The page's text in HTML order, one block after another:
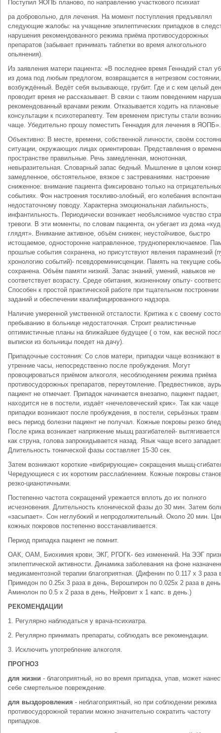
Поступил ЯОПБ планово, по направлению участкового психиат
ра добровольно, для лечения. На момент поступления предъявлял
следующие жалобы: на учащение эпилептических припадков в
нарушения рекомендованного режима приёма противосудорожных
препаратов (забывает принимать таблетки во время алкогольного
опьянения).
Из заявления матери пациента: «В последнее время Геннадий стал
из дома под любым предлогом, возвращается в нетрезвом
возбуждённый. Ведёт себя вызывающе, грубит. Где и с кем целый
проводит время не рассказывает. В связи с таким поведением
рекомендованный врачами режим. Отказывается ходить на плановые
консультации к психотерапевту. Тем временем приступы стали
чаще. Убедительно прошу поместить Геннадия для лечения в ЯОПБ».
Объективно: В месте, времени, собственной личности, своём
ситуации, окружающих лицах ориентирован. Представления о
пространстве правильные. Речь замедленная, монотонная,
невыразительная. Словарный запас бедный. Мышление в целом
замедленное, обстоятельное, вязкое с застреваниями. настроение
сниженное: внимание пациента фиксировано только на отрицательных
событиях. Фон настроения тоскливо-злобный, его колебания
недостаточному поводу. Характерна эмоциональная лабильность,
инфантильность. Периодически возникает необъяснимое чувство
тревоги. В эти моменты, по словам пациента, он убегает из дома
глядят». Внимание активное, объём снижен; неустойчивое, быстро
истощаемое, односторонне направленное, труднопереключаемое.
прошлые события сохранена, но присутствуют явления парамнезий
хронологию событий)- псевдореминисценции. Память на текущие
сохранена. Объём памяти низкий. Запас знаний, умений, навыков не
соответствует возрасту. Среде обитания, жизненному опыту-
Способен к простой практической работе при тщательном построении
заданий и обеспечении квалифицированного надзора.
Наличие умеренной умственной отсталости. Критика к с своему
пребыванию в больнице недостаточная. Строит реалистичные
оптимистичные планы на ближайшее будущее ( о том, как весной
выписки из больницы поедет на дачу).
Припадочные состояния: Со слов матери, припадки чаще возникают в
утренние часы, непосредственно после пробуждения. Могут
провоцироваться приёмом алкоголя, несоблюдением режима приёма
противосудорожных препаратов, переутомление. Предвестников,
пациент не отмечает. Припадок начинается внезапно, пациент
находится не в постели, издаёт «нечеловеческий крик». Так как чаще
припадки возникают после пробуждения, в постели, серьёзных травм
весь период болезни пациент не получал. Кожные покровы резко
После крика возникает напряжение мышц разгибателей-
как струна, голова запрокидывается назад. Язык чаще всего
Длительность тонической фазы составляет 15-30 сек.
Затем возникают короткие «вибрирующие» сокращения мышц-
Чередующиеся с их коротким расслаблением. Кожные покровы
резко-цианотичными.
Постепенно частота сокращений урежается вплоть до их полного
исчезновения. Длительность клонической фазы до 30 мин. Затем
«засыпает». Сон неглубокий и непродолжительный. Около 20 мин.
кожных покровов постепенно восстанавливается.
Период припадка пациент не помнит.
ОАК, ОАМ, Биохимия крови, ЭКГ, РГОГК- без изменений. На ЭЭГ
эпилептической активности. Динамика заболевания на фоне
медикаментозной терапии благоприятная. (Дифенин по 0.117 х 3 раза
Примедон по 0.25х 3 раза в день, Верошпирон по 0.025х 2 раза в
Аминолон по 0.5 х 2 раза в день, Нейровит х 1 капс. в день.)
РЕКОМЕНДАЦИИ
1. Регулярно наблюдаться у врача-психиатра.
2. Регулярно принимать препараты, соблюдать все рекомендации.
3. Исключить употребление алкоголя.
ПРОГНОЗ
для жизни - благоприятный, но во время припадка, упав, может
себе смертельное повреждение.
для выздоровления - неблагоприятный, но при соблюдении режима
противосудорожной терапии можно значительно сократить частоту
припадков.